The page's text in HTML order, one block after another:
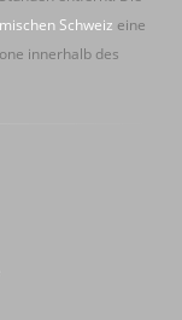
Schweiz eine
innerhalb des